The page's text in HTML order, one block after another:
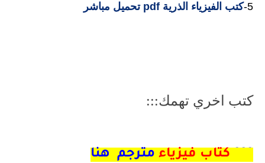
5- كتب الفيزياء الذرية pdf تحميل مباشر
كتب اخري تهمك:::
كتاب فيزياء مترجم هنا